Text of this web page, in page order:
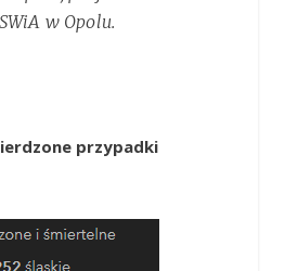
w Opolu.
przypadki